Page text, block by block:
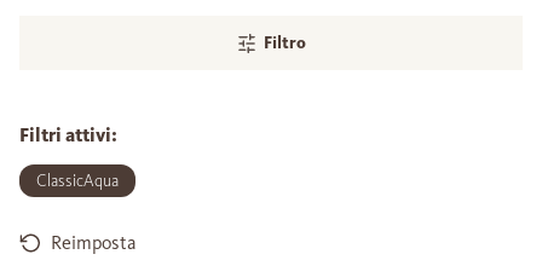
Filtro
Filtri attivi:
ClassicAqua
Reimposta